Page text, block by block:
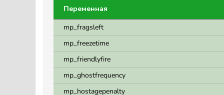
Переменная
mp_fragsleft
mp_freezetime
mp_friendlyfire
mp_ghostfrequency
mp_hostagepenalty